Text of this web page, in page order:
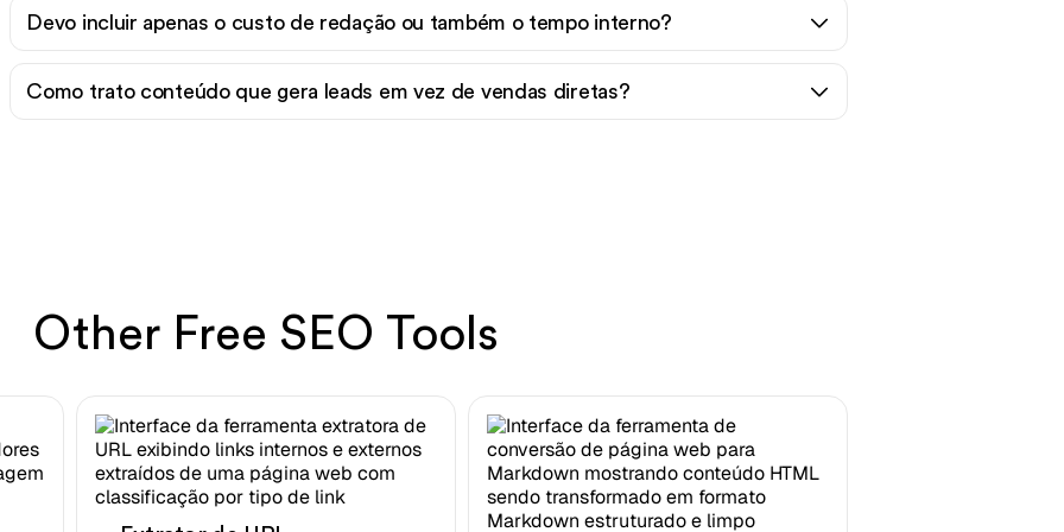
Devo incluir apenas o custo de redação ou também o tempo interno?
Como trato conteúdo que gera leads em vez de vendas diretas?
Other Free SEO Tools